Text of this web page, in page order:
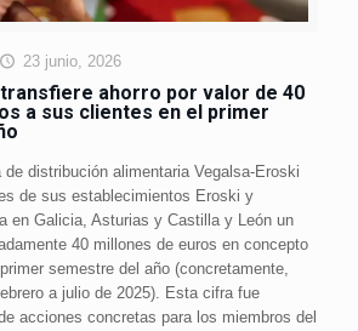
23 junio, 2026
ahorro por valor de 40
a sus clientes en el primer
de distribución alimentaria Vegalsa-Eroski
de sus establecimientos Eroski y
en Galicia, Asturias y Castilla y León un
40 millones de euros en concepto
semestre del año (concretamente,
a julio de 2025). Esta cifra fue
acciones concretas para los miembros del